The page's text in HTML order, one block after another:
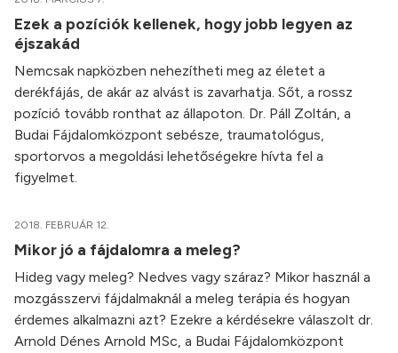
Ezek a pozíciók kellenek, hogy jobb legyen az
éjszakád
Nemcsak napközben nehezítheti meg az életet a
derékfájás, de akár az alvást is zavarhatja. Sőt, a rossz
pozíció tovább ronthat az állapoton. Dr. Páll Zoltán, a
Budai Fájdalomközpont sebésze, traumatológus,
sportorvos a megoldási lehetőségekre hívta fel a
figyelmet.
2018. FEBRUÁR 12.
Mikor jó a fájdalomra a meleg?
Hideg vagy meleg? Nedves vagy száraz? Mikor használ a
mozgásszervi fájdalmaknál a meleg terápia és hogyan
érdemes alkalmazni azt? Ezekre a kérdésekre válaszolt dr.
Arnold Dénes Arnold MSc, a Budai Fájdalomközpont